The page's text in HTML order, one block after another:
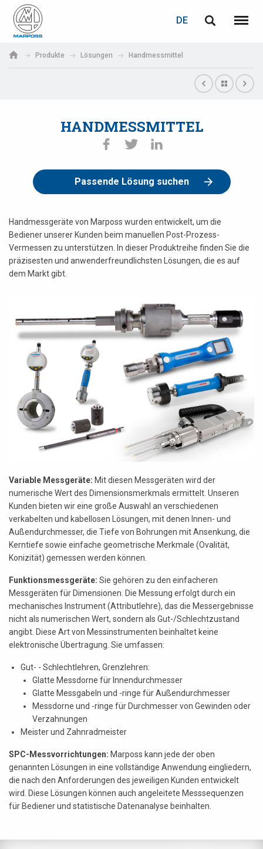
S.p.A.
DE
Menü
Produkte Lösungen Handmessmittel
HANDMESSMITTEL
Passende Lösung suchen
Handmessgeräte von Marposs wurden entwickelt, um die
Bediener unserer Kunden beim manuellen Post-Prozess-
Vermessen zu unterstützen. In dieser Produktreihe finden Sie die
präzisesten und anwenderfreundlichsten Lösungen, die es auf
dem Markt gibt.
Variable Messgeräte: Mit diesen Messgeräten wird der
numerische Wert des Dimensionsmerkmals ermittelt. Unseren
Kunden bieten wir eine große Auswahl an verschiedenen
verkabelten und kabellosen Lösungen, mit denen Innen- und
Außendurchmesser, die Tiefe von Bohrungen mit Ansenkung, die
Kerntiefe sowie einfache geometrische Merkmale (Ovalität,
Konizität) gemessen werden können.
Funktionsmessgeräte: Sie gehören zu den einfacheren
Messgeräten für Dimensionen. Die Messung erfolgt durch ein
mechanisches Instrument (Attributlehre), das die Messergebnisse
nicht als numerischen Wert, sondern als Gut-/Schlechtzustand
angibt. Diese Art von Messinstrumenten beinhaltet keine
elektronische Übertragung. Sie umfassen:
Gut- - Schlechtlehren, Grenzlehren:
Glatte Messdorne für Innendurchmesser
Glatte Messgabeln und -ringe für Außendurchmesser
Messdorne und -ringe für Durchmesser von Gewinden oder
Verzahnungen
Meister und Zahnradmeister
SPC-Messvorrichtungen: Marposs kann jede der oben
genannten Lösungen in eine vollständige Anwendung eingliedern,
die nach den Anforderungen des jeweiligen Kunden entwickelt
wird. Diese Lösungen können auch angeleitete Messsequenzen
für Bediener und statistische Datenanalyse beinhalten.
Deutsch
Español
中文 (Chinese)
한국어 (Korean)
LOGIN
Passwort
Wenn Sie noch nicht registriert sind, können Sie dies jetzt tun.
Hier klicken!